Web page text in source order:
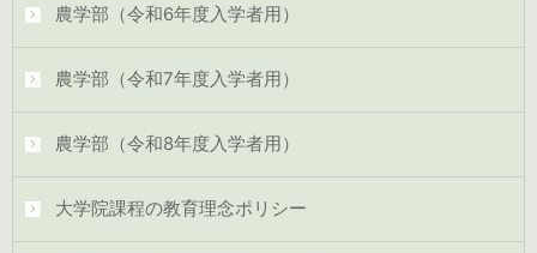
農学部（令和6年度入学者用）
農学部（令和7年度入学者用）
農学部（令和8年度入学者用）
大学院課程の教育理念ポリシー